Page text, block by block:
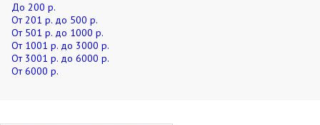
До 200 р.
От 201 р. до 500 р.
От 501 р. до 1000 р.
От 1001 р. до 3000 р.
От 3001 р. до 6000 р.
От 6000 р.